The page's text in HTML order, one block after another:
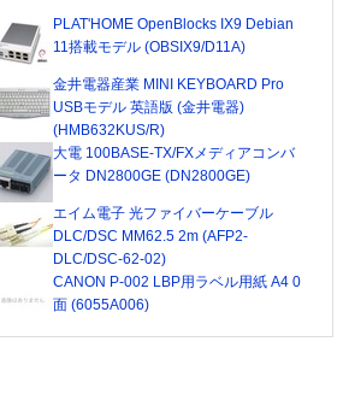
PLAT'HOME OpenBlocks IX9 Debian
11搭載モデル (OBSIX9/D11A)
金井電器産業 MINI KEYBOARD Pro
USBモデル 英語版 (金井電器)
(HMB632KUS/R)
大電 100BASE-TX/FXメディアコンバ
ータ DN2800GE (DN2800GE)
エイム電子 光ファイバーケーブル
DLC/DSC MM62.5 2m (AFP2-
DLC/DSC-62-02)
CANON P-002 LBP用ラベル用紙 A4 0
面 (6055A006)